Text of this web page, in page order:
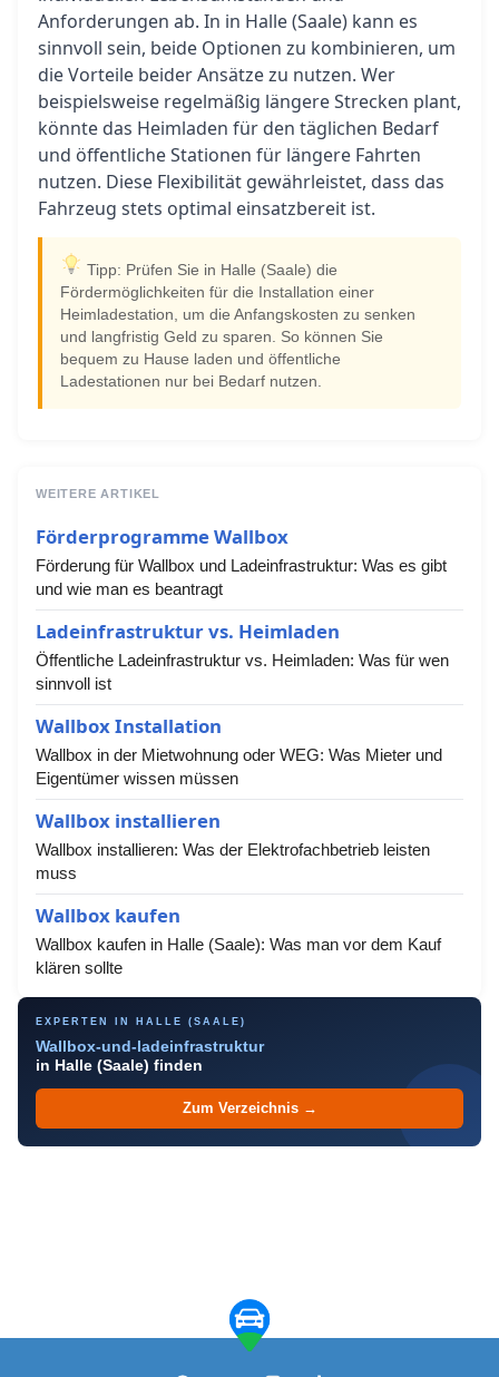
Anforderungen ab. In in Halle (Saale) kann es
sinnvoll sein, beide Optionen zu kombinieren, um
die Vorteile beider Ansätze zu nutzen. Wer
beispielsweise regelmäßig längere Strecken plant,
könnte das Heimladen für den täglichen Bedarf
und öffentliche Stationen für längere Fahrten
nutzen. Diese Flexibilität gewährleistet, dass das
Fahrzeug stets optimal einsatzbereit ist.
Tipp: Prüfen Sie in Halle (Saale) die
Fördermöglichkeiten für die Installation einer
Heimladestation, um die Anfangskosten zu senken
und langfristig Geld zu sparen. So können Sie
bequem zu Hause laden und öffentliche
Ladestationen nur bei Bedarf nutzen.
WEITERE ARTIKEL
Förderprogramme Wallbox
Förderung für Wallbox und Ladeinfrastruktur: Was es gibt
und wie man es beantragt
Ladeinfrastruktur vs. Heimladen
Öffentliche Ladeinfrastruktur vs. Heimladen: Was für wen
sinnvoll ist
Wallbox Installation
Wallbox in der Mietwohnung oder WEG: Was Mieter und
Eigentümer wissen müssen
Wallbox installieren
Wallbox installieren: Was der Elektrofachbetrieb leisten
muss
Wallbox kaufen
Wallbox kaufen in Halle (Saale): Was man vor dem Kauf
klären sollte
EXPERTEN IN HALLE (SAALE)
Wallbox-und-ladeinfrastruktur
in Halle (Saale) finden
Zum Verzeichnis →